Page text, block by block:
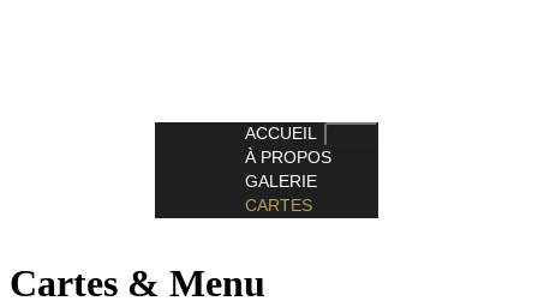
ACCUEIL
À PROPOS
GALERIE
CARTES
Cartes & Menu